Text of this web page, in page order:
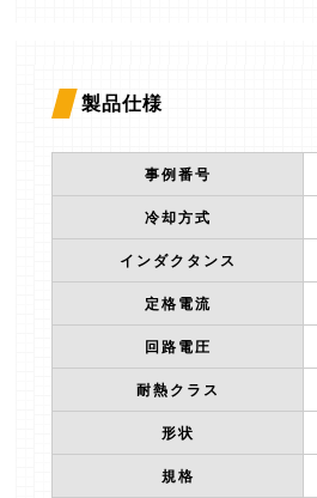
製品仕様
事例番号
冷却方式
インダクタンス
定格電流
回路電圧
耐熱クラス
形状
規格